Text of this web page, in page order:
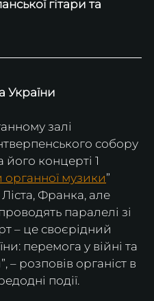
гітари та
України
залі
собору
його концерті 1
музики”
Франка, але
паралелі зі
– це своєрідний
перемога у війні та
розповів органіст в
події.